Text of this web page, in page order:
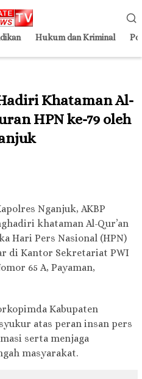
Hukum dan Kriminal
Khataman Al-
HPN ke-79 oleh
Nganjuk, AKBP
khataman Al-Qur’an
Hari Pers Nasional (HPN)
di Kantor Sekretariat PWI
65 A, Payaman,
Kabupaten
atas peran insan pers
serta menjaga
masyarakat.